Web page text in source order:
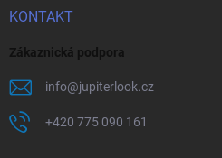
KONTAKT
Zákaznická podpora
info@jupiterlook.cz
+420 775 090 161